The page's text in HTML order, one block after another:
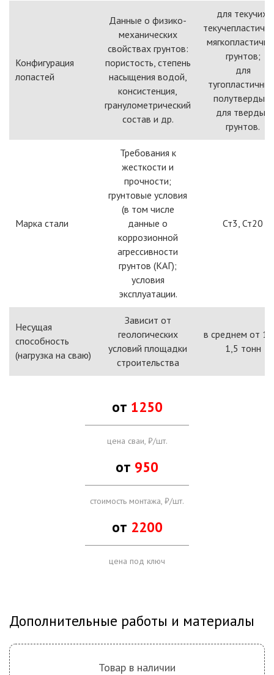
Конфигурация
лопастей
Данные о физико-
механических
свойствах грунтов:
пористость, степень
насыщения водой,
консистенция,
гранулометрический
состав и др.
для текучих,
грунтов;
для
полутвердых;
для твердых
грунтов.
Марка стали
Требования к
жесткости и
прочности;
грунтовые условия
(в том числе
данные о
коррозионной
агрессивности
грунтов (КАГ);
условия
эксплуатации.
Ст3, Ст20
Несущая
способность
(нагрузка на сваю)
Зависит от
геологических
условий площадки
строительства
в среднем от 1
1,5 тонн
от 1250
цена сваи, ₽/шт.
от 950
стоимость монтажа, ₽/шт.
от 2200
цена под ключ
Дополнительные работы и материалы
Товар в наличии